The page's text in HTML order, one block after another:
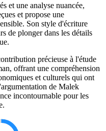
et une analyse nuancée,
et propose une
Son style d'écriture
de plonger dans les détails
précieuse à l'étude
offrant une compréhension
et culturels qui ont
de Malek
incontournable pour les